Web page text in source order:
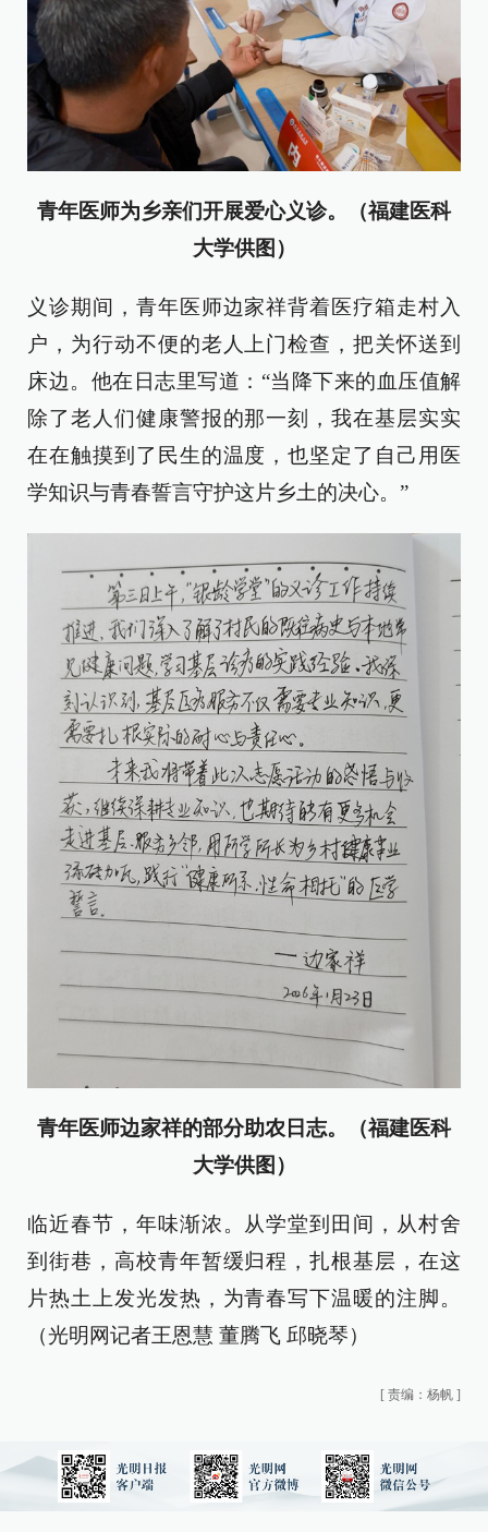
青年医师为乡亲们开展爱心义诊。（福建医科
大学供图）
义诊期间，青年医师边家祥背着医疗箱走村入
户，为行动不便的老人上门检查，把关怀送到
床边。他在日志里写道：“当降下来的血压值解
除了老人们健康警报的那一刻，我在基层实实
在在触摸到了民生的温度，也坚定了自己用医
学知识与青春誓言守护这片乡土的决心。”
青年医师边家祥的部分助农日志。（福建医科
大学供图）
临近春节，年味渐浓。从学堂到田间，从村舍
到街巷，高校青年暂缓归程，扎根基层，在这
片热土上发光发热，为青春写下温暖的注脚。
（光明网记者王恩慧 董腾飞 邱晓琴）
[ 责编：杨帆 ]